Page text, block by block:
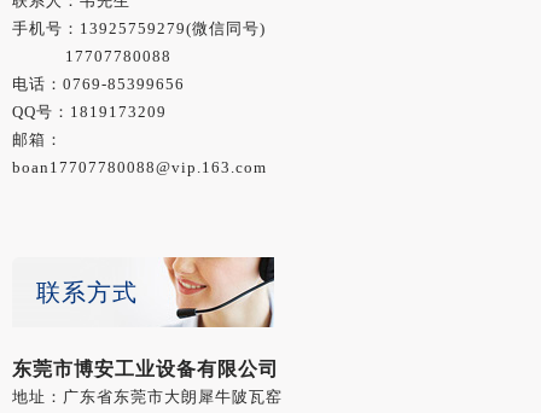
手机号： 13925759279(微信同号)
17707780088
电话：0769-85399656
QQ号：1819173209
邮箱：
boan17707780088@vip.163.com
联系方式
东莞市博安工业设备有限公司
地址：广东省东莞市大朗犀牛陂瓦窑